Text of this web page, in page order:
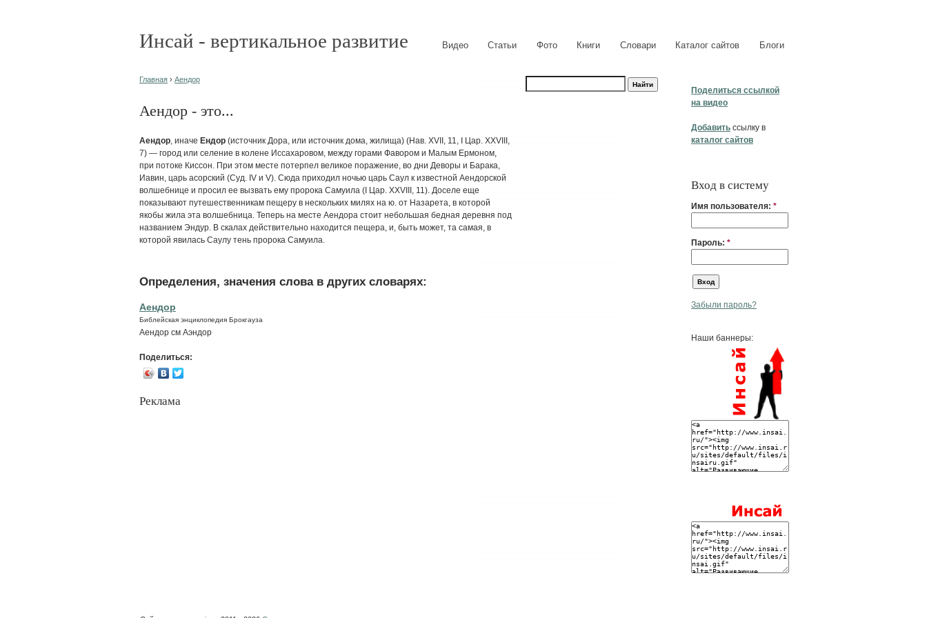
Инсай - вертикальное развитие Видео Статьи Фото Книги Словари Каталог сайтов Блоги
Поделиться ссылкой
на видео
Добавить ссылку в
каталог сайтов
Вход в систему
Имя пользователя: *
Пароль: *
Забыли пароль?
Наши баннеры:
Главная › Аендор
Аендор - это...
Аендор , иначе Ендор (источник Дора, или источник дома, жилища) (Нав. XVII, 11, I Цар. XXVIII,
7) — город или селение в колене Иссахаровом, между горами Фавором и Малым Ермоном,
при потоке Киссон. При этом месте потерпел великое поражение, во дни Деворы и Барака,
Иавин, царь асорский (Суд. IV и V). Сюда приходил ночью царь Саул к известной Аендорской
волшебнице и просил ее вызвать ему пророка Самуила (I Цар. XXVIII, 11). Доселе еще
показывают путешественникам пещеру в нескольких милях на ю. от Назарета, в которой
якобы жила эта волшебница. Теперь на месте Аендора стоит небольшая бедная деревня под
названием Эндур. В скалах действительно находится пещера, и, быть может, та самая, в
которой явилась Саулу тень пророка Самуила.
Определения, значения слова в других словарях:
Аендор
Библейская энциклопедия Брокгауза
Аендор см Аэндор
Поделиться:
Реклама